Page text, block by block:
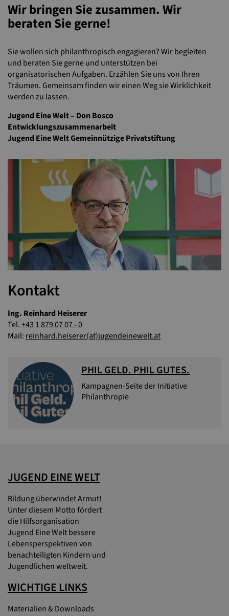
Wir bringen Sie zusammen. Wir
beraten Sie gerne!
Sie wollen sich philanthropisch engagieren? Wir begleiten
und beraten Sie gerne und unterstützen bei
organisatorischen Aufgaben. Erzählen Sie uns von Ihren
Träumen. Gemeinsam finden wir einen Weg sie Wirklichkeit
werden zu lassen.
Jugend Eine Welt – Don Bosco
Entwicklungszusammenarbeit
Jugend Eine Welt Gemeinnützige Privatstiftung
Kontakt
Ing. Reinhard Heiserer
Tel.+43 1 879 07 07 - 0
Mail:reinhard.heiserer(at)jugendeinewelt.at
PHIL GELD. PHIL GUTES.
Kampagnen-Seite der Initiative
Philanthropie
JUGEND EINE WELT
Bildung überwindet Armut!
Unter diesem Motto fördert
die Hilfsorganisation
Jugend Eine Welt bessere
Lebensperspektiven von
benachteiligten Kindern und
Jugendlichen weltweit.
WICHTIGE LINKS
Materialien & Downloads